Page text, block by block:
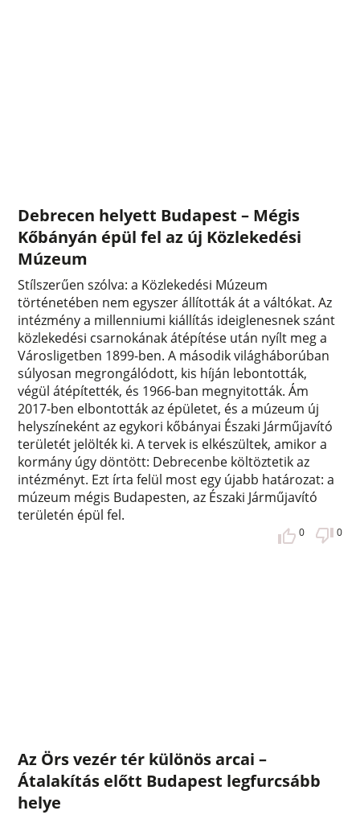
Debrecen helyett Budapest – Mégis
Kőbányán épül fel az új Közlekedési
Múzeum
Stílszerűen szólva: a Közlekedési Múzeum
történetében nem egyszer állították át a váltókat. Az
intézmény a millenniumi kiállítás ideiglenesnek szánt
közlekedési csarnokának átépítése után nyílt meg a
Városligetben 1899-ben. A második világháborúban
súlyosan megrongálódott, kis híján lebontották,
végül átépítették, és 1966-ban megnyitották. Ám
2017-ben elbontották az épületet, és a múzeum új
helyszíneként az egykori kőbányai Északi Járműjavító
területét jelölték ki. A tervek is elkészültek, amikor a
kormány úgy döntött: Debrecenbe költöztetik az
intézményt. Ezt írta felül most egy újabb határozat: a
múzeum mégis Budapesten, az Északi Járműjavító
területén épül fel.
0 0
Az Örs vezér tér különös arcai –
Átalakítás előtt Budapest legfurcsább
helye